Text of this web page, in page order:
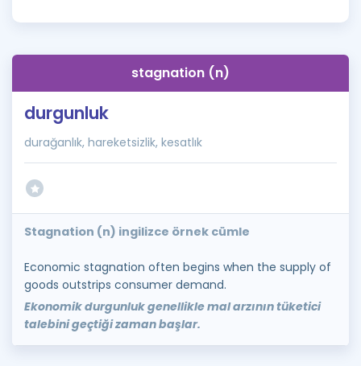
İngilizce Gramerstagnation (n)
durgunluk
durağanlık, hareketsizlik, kesatlık
Stagnation (n) ingilizce örnek cümle
Economic stagnation often begins when the supply of
goods outstrips consumer demand.
Ekonomik durgunluk genellikle mal arzının tüketici
talebini geçtiği zaman başlar.